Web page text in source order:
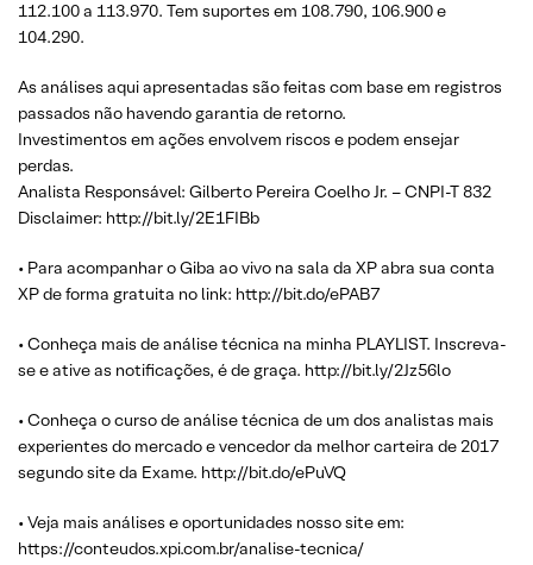
112.100 a 113.970. Tem suportes em 108.790, 106.900 e
104.290.
As análises aqui apresentadas são feitas com base em registros
passados não havendo garantia de retorno.
Investimentos em ações envolvem riscos e podem ensejar
perdas.
Analista Responsável: Gilberto Pereira Coelho Jr. – CNPI-T 832
Disclaimer: http://bit.ly/2E1FIBb
• Para acompanhar o Giba ao vivo na sala da XP abra sua conta
XP de forma gratuita no link: http://bit.do/ePAB7
• Conheça mais de análise técnica na minha PLAYLIST. Inscreva-
se e ative as notificações, é de graça. http://bit.ly/2Jz56lo
• Conheça o curso de análise técnica de um dos analistas mais
experientes do mercado e vencedor da melhor carteira de 2017
segundo site da Exame. http://bit.do/ePuVQ
• Veja mais análises e oportunidades nosso site em:
https://conteudos.xpi.com.br/analise-tecnica/